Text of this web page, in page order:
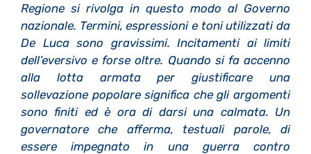
Regione si rivolga in questo modo al Governo
nazionale. Termini, espressioni e toni utilizzati da
De Luca sono gravissimi. Incitamenti ai limiti
dell’eversivo e forse oltre. Quando si fa accenno
alla lotta armata per giustificare una
sollevazione popolare significa che gli argomenti
sono finiti ed è ora di darsi una calmata. Un
governatore che afferma, testuali parole, di
essere impegnato in una guerra contro